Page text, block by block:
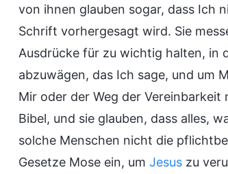
von ihnen glauben sogar, dass Ich
Schrift vorhergesagt wird. Sie
Ausdrücke für zu wichtig halten, in
abzuwägen, das Ich sage, und um
Mir oder der Weg der
Bibel, und sie glauben, dass alles,
solche Menschen nicht die
Gesetze Mose ein, um Jesus zu